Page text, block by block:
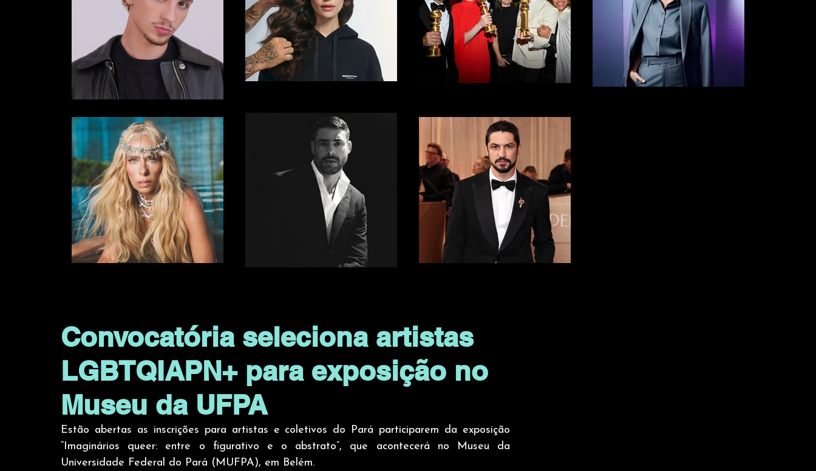
Convocatória seleciona artistas
LGBTQIAPN+ para exposição no
Museu da UFPA
Estão abertas as inscrições para artistas e coletivos do Pará participarem da exposição
“Imaginários queer: entre o figurativo e o abstrato”, que acontecerá no Museu da
Universidade Federal do Pará (MUFPA), em Belém.